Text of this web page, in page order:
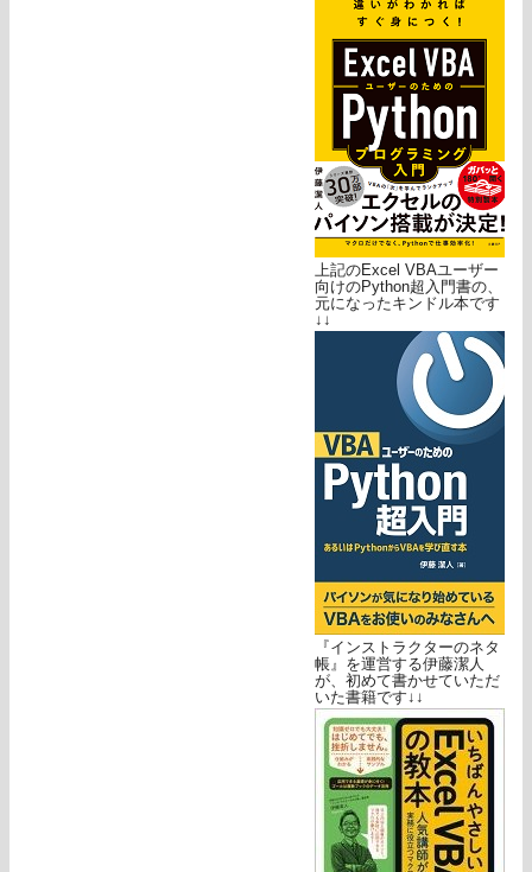
上記のExcel VBAユーザー
向けのPython超入門書の、
元になったキンドル本です
↓↓
『インストラクターのネタ
帳』を運営する伊藤潔人
が、初めて書かせていただ
いた書籍です↓↓